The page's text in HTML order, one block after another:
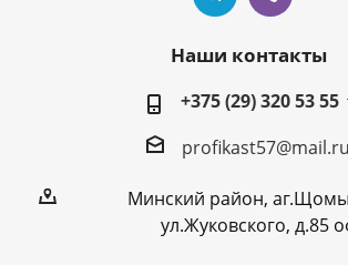
Наши контакты
+375 (29) 320 53 55
profikast57@mail.ru
Минский район,
ул.Жуковского, д.85